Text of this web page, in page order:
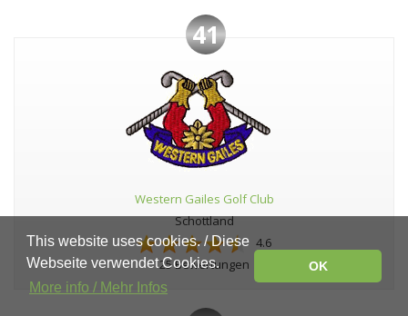
41
Western Gailes Golf Club
Schottland
4.6
25 Bewertungen
This website uses cookies. / Diese
Webseite verwendet Cookies.
More info / Mehr Infos
OK